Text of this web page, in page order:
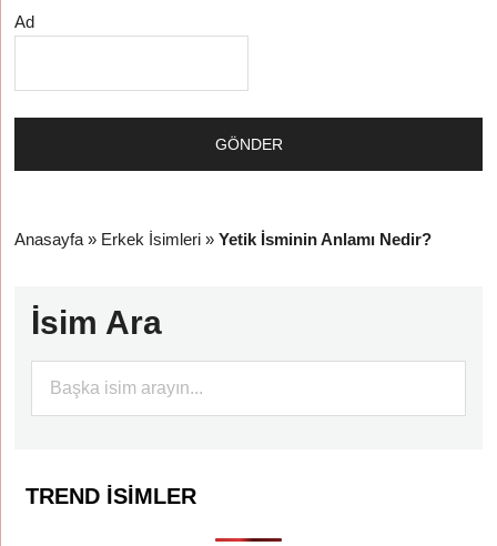
Ad
Anasayfa » Erkek İsimleri »Yetik İsminin Anlamı Nedir?
İsim Ara
TREND İSIMLER